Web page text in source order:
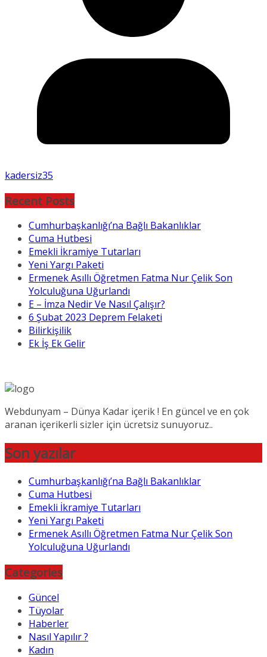
kadersiz35
Recent Posts
Cumhurbaşkanlığı’na Bağlı Bakanlıklar
Cuma Hutbesi
Emekli İkramiye Tutarları
Yeni Yargı Paketi
Ermenek Asıllı Öğretmen Fatma Nur Çelik Son
Yolculuğuna Uğurlandı
E – İmza Nedir Ve Nasıl Çalışır?
6 Şubat 2023 Deprem Felaketi
Bilirkişilik
Ek İş Ek Gelir
Webdunyam – Dünya Kadar içerik ! En güncel ve en çok
aranan içerikerli sizler için ücretsiz sunuyoruz..
Son yazılar
Cumhurbaşkanlığı’na Bağlı Bakanlıklar
Cuma Hutbesi
Emekli İkramiye Tutarları
Yeni Yargı Paketi
Ermenek Asıllı Öğretmen Fatma Nur Çelik Son
Yolculuğuna Uğurlandı
Categories
Güncel
Tüyolar
Haberler
Nasıl Yapılır ?
Kadın